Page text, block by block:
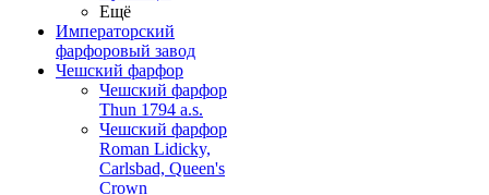
Ещё
Императорский
фарфоровый завод
Чешский фарфор
Чешский фарфор
Thun 1794 a.s.
Чешский фарфор
Roman Lidicky,
Carlsbad, Queen's
Crown